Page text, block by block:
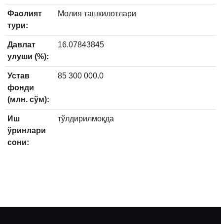
Фаолият
тури:
Молия ташкилотлари
Давлат
улуши (%):
16.07843845
Устав
фонди
(млн. сўм):
85 300 000.0
Иш
ўринлари
сони:
тўлдирилмоқда